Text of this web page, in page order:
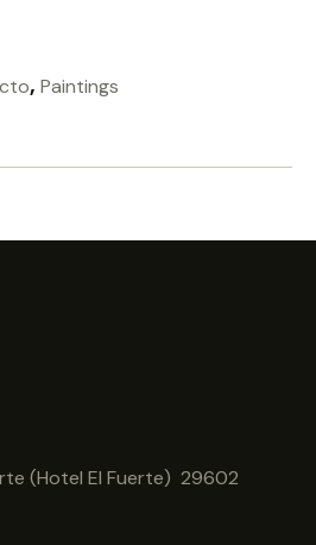
, Paintings
(Hotel El Fuerte) 29602